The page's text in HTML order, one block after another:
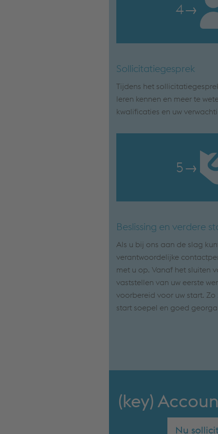
4→
Sollicitatiegesprek
Tijdens het
leren kennen en meer te
kwalificaties en uw
5→
Beslissing en verdere
Als u bij ons aan de slag
verantwoordelijke
met u op. Vanaf het sluiten
vaststellen van uw eerste
voorbereid voor uw start.
start soepel en goed
(key)
Nu